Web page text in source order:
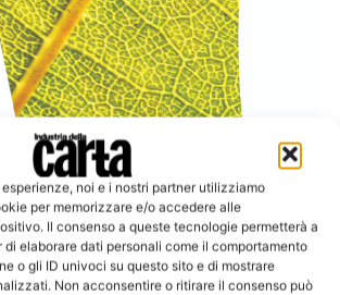
noi e i nostri partner utilizziamo
per memorizzare e/o accedere alle
Il consenso a queste tecnologie permetterà a
di elaborare dati personali come il comportamento
o gli ID univoci su questo sito e di mostrare
Non acconsentire o ritirare il consenso può